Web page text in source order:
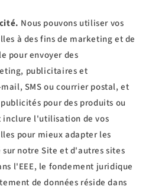
Nous pouvons utiliser vos
à des fins de marketing et de
pour envoyer des
publicitaires et
SMS ou courrier postal, et
pour des produits ou
inclure l'utilisation de vos
pour mieux adapter les
notre Site et d'autres sites
l'EEE, le fondement juridique
de données réside dans